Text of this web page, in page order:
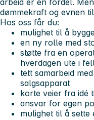
arbeid er en fordel.
dømmekraft og evnen
Hos oss får du:
mulighet til å
en ny rolle med
støtte fra en
hverdagen ute i
tett samarbeid
salgsapparat
korte veier fra idé
ansvar for egen
mulighet til å